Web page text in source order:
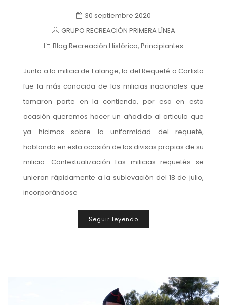
30 septiembre 2020
GRUPO RECREACIÓN PRIMERA LÍNEA
Blog Recreación Histórica, Principiantes
Junto a la milicia de Falange, la del Requeté o Carlista
fue la más conocida de las milicias nacionales que
tomaron parte en la contienda, por eso en esta
ocasión queremos hacer un añadido al articulo que
ya hicimos sobre la uniformidad del requeté,
hablando en esta ocasión de las divisas propias de su
milicia. Contextualización Las milicias requetés se
unieron rápidamente a la sublevación del 18 de julio,
incorporándose
Seguir leyendo